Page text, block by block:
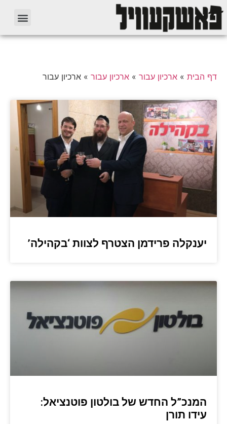
דף הבית » ארכיון עבור » ארכיון עבור » ארכיון עבור
יענקלה פרידמן הצטרף לצוות ‘בקהילה’
המנכ”ל החדש של בולטון פוטנציאל:
עידו תורן